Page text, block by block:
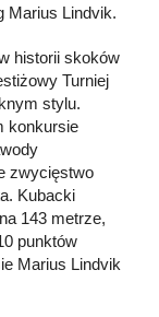
Marius Lindvik.
historii skoków
Turniej
stylu.
konkursie
zwycięstwo
Kubacki
143 metrze,
punktów
Marius Lindvik